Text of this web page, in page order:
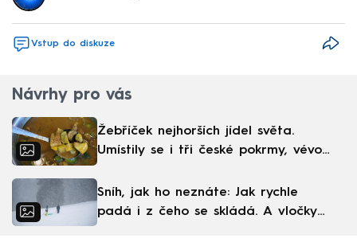
Vstup do diskuze
Návrhy pro vás
Žebříček nejhorších jídel světa.
Umístily se i tři české pokrmy, vévodí
Sníh, jak ho neznáte: Jak rychle
padá i z čeho se skládá. A vločky